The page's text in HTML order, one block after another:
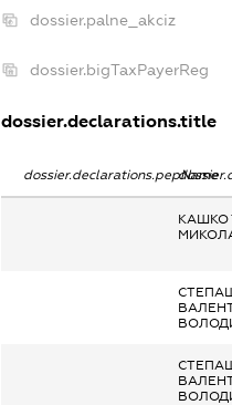
dossier.palne_akciz
dossier.bigTaxPayerReg
dossier.declarations.title
dossier.declarations.pepName
КАШКО